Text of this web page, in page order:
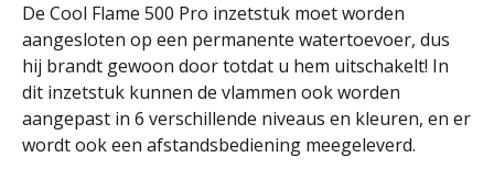
De Cool Flame 500 Pro inzetstuk moet worden
aangesloten op een permanente watertoevoer, dus
hij brandt gewoon door totdat u hem uitschakelt! In
dit inzetstuk kunnen de vlammen ook worden
aangepast in 6 verschillende niveaus en kleuren, en er
wordt ook een afstandsbediening meegeleverd.